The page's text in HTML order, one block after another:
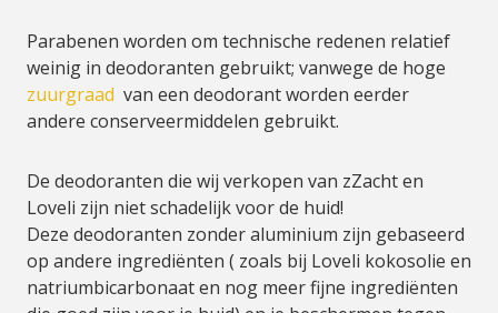
Parabenen worden om technische redenen relatief
weinig in deodoranten gebruikt; vanwege de hoge
zuurgraad van een deodorant worden eerder
andere conserveermiddelen gebruikt.
De deodoranten die wij verkopen van zZacht en
Loveli zijn niet schadelijk voor de huid!
Deze deodoranten zonder aluminium zijn gebaseerd
op andere ingrediënten ( zoals bij Loveli kokosolie en
natriumbicarbonaat en nog meer fijne ingrediënten